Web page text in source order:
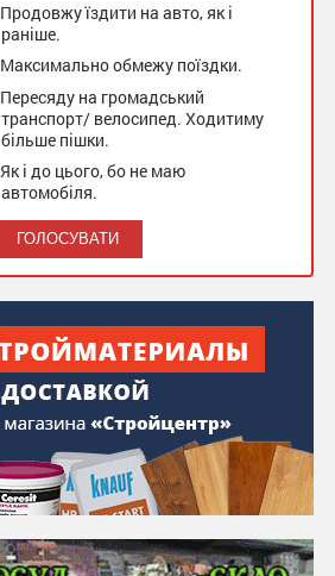
Продовжу їздити на авто, як і
раніше.
Максимально обмежу поїздки.
Пересяду на громадський
транспорт/ велосипед. Ходитиму
більше пішки.
Як і до цього, бо не маю
автомобіля.